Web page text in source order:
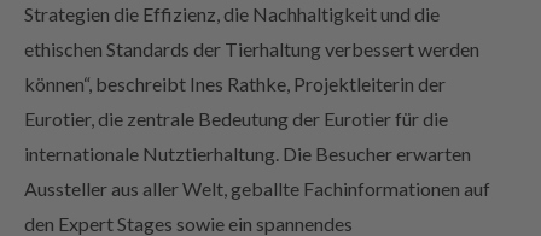
Strategien die Effizienz, die Nachhaltigkeit und die
ethischen Standards der Tierhaltung verbessert werden
können“, beschreibt Ines Rathke, Projektleiterin der
Eurotier, die zentrale Bedeutung der Eurotier für die
internationale Nutztierhaltung. Die Besucher erwarten
Aussteller aus aller Welt, geballte Fachinformationen auf
den Expert Stages sowie ein spannendes